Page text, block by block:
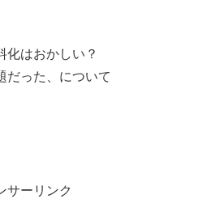
化はおかしい？
だった、について
サーリンク